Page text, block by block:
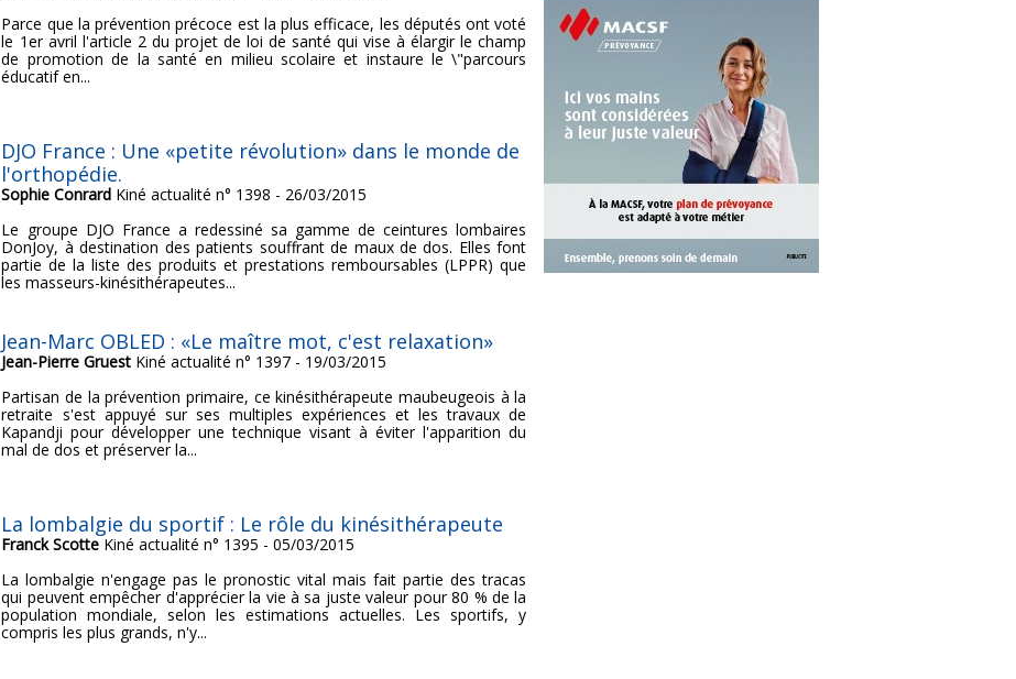
Parce que la prévention précoce est la plus efficace, les députés ont voté
le 1er avril l'article 2 du projet de loi de santé qui vise à élargir le champ
de promotion de la santé en milieu scolaire et instaure le \"parcours
éducatif en...
DJO France : Une «petite révolution» dans le monde de
l'orthopédie.
Sophie Conrard Kiné actualité n° 1398 - 26/03/2015
Le groupe DJO France a redessiné sa gamme de ceintures lombaires
DonJoy, à destination des patients souffrant de maux de dos. Elles font
partie de la liste des produits et prestations remboursables (LPPR) que
les masseurs-kinésithérapeutes...
Jean-Marc OBLED : «Le maître mot, c'est relaxation»
Jean-Pierre Gruest Kiné actualité n° 1397 - 19/03/2015
Partisan de la prévention primaire, ce kinésithérapeute maubeugeois à la
retraite s'est appuyé sur ses multiples expériences et les travaux de
Kapandji pour développer une technique visant à éviter l'apparition du
mal de dos et préserver la...
La lombalgie du sportif : Le rôle du kinésithérapeute
Franck Scotte Kiné actualité n° 1395 - 05/03/2015
La lombalgie n'engage pas le pronostic vital mais fait partie des tracas
qui peuvent empêcher d'apprécier la vie à sa juste valeur pour 80 % de la
population mondiale, selon les estimations actuelles. Les sportifs, y
compris les plus grands, n'y...